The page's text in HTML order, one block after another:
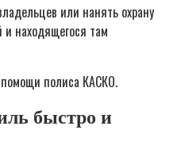
или нанять охрану
и находящегося там
полиса КАСКО.
быстро и